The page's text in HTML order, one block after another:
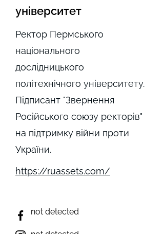
університет
Ректор Пермського
національного
дослідницького
політехнічного університету.
Підписант "Звернення
Російського союзу ректорів"
на підтримку війни проти
України.
https://ruassets.com/
not detected